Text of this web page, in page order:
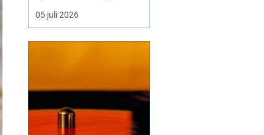
viktig del av att bevara
en god ögonhälsa.
05 juli 2026